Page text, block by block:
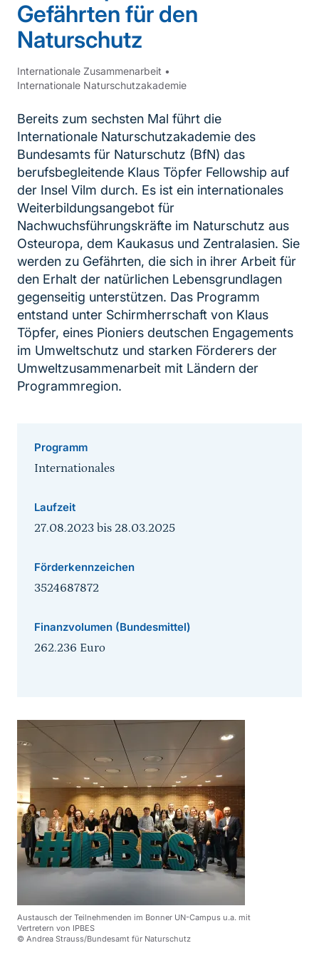
Gefährten für den
Naturschutz
Internationale Zusammenarbeit •
Internationale Naturschutzakademie
Bereits zum sechsten Mal führt die
Internationale Naturschutzakademie des
Bundesamts für Naturschutz (BfN) das
berufsbegleitende Klaus Töpfer Fellowship auf
der Insel Vilm durch. Es ist ein internationales
Weiterbildungsangebot für
Nachwuchsführungskräfte im Naturschutz aus
Osteuropa, dem Kaukasus und Zentralasien. Sie
werden zu Gefährten, die sich in ihrer Arbeit für
den Erhalt der natürlichen Lebensgrundlagen
gegenseitig unterstützen. Das Programm
entstand unter Schirmherrschaft von Klaus
Töpfer, eines Pioniers deutschen Engagements
im Umweltschutz und starken Förderers der
Umweltzusammenarbeit mit Ländern der
Programmregion.
Programm
Internationales
Laufzeit
27.08.2023 bis 28.03.2025
Förderkennzeichen
3524687872
Finanzvolumen (Bundesmittel)
262.236 Euro
Austausch der Teilnehmenden im Bonner UN-Campus u.a. mit
Vertretern von IPBES
© Andrea Strauss/Bundesamt für Naturschutz
Sprungmarke